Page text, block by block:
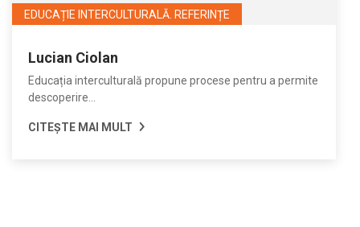
EDUCAȚIE INTERCULTURALĂ. REFERINȚE
Lucian Ciolan
Educația interculturală propune procese pentru a permite
descoperire...
CITEȘTE MAI MULT